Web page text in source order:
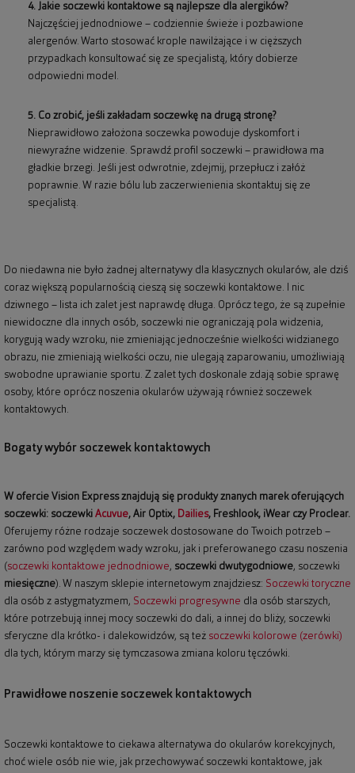
4. Jakie soczewki kontaktowe są najlepsze dla alergików?
Najczęściej jednodniowe – codziennie świeże i pozbawione
alergenów. Warto stosować krople nawilżające i w cięższych
przypadkach konsultować się ze specjalistą, który dobierze
odpowiedni model.
5. Co zrobić, jeśli zakładam soczewkę na drugą stronę?
Nieprawidłowo założona soczewka powoduje dyskomfort i
niewyraźne widzenie. Sprawdź profil soczewki – prawidłowa ma
gładkie brzegi. Jeśli jest odwrotnie, zdejmij, przepłucz i załóż
poprawnie. W razie bólu lub zaczerwienienia skontaktuj się ze
specjalistą.
Do niedawna nie było żadnej alternatywy dla klasycznych okularów, ale dziś
coraz większą popularnością cieszą się soczewki kontaktowe. I nic
dziwnego – lista ich zalet jest naprawdę długa. Oprócz tego, że są zupełnie
niewidoczne dla innych osób, soczewki nie ograniczają pola widzenia,
korygują wady wzroku, nie zmieniając jednocześnie wielkości widzianego
obrazu, nie zmieniają wielkości oczu, nie ulegają zaparowaniu, umożliwiają
swobodne uprawianie sportu. Z zalet tych doskonale zdają sobie sprawę
osoby, które oprócz noszenia okularów używają również soczewek
kontaktowych.
Bogaty wybór soczewek kontaktowych
W ofercie Vision Express znajdują się produkty znanych marek oferujących
soczewki: soczewki Acuvue, Air Optix, Dailies, Freshlook, iWear czy Proclear.
Oferujemy różne rodzaje soczewek dostosowane do Twoich potrzeb –
zarówno pod względem wady wzroku, jak i preferowanego czasu noszenia
(soczewki kontaktowe jednodniowe, soczewki dwutygodniowe, soczewki
miesięczne). W naszym sklepie internetowym znajdziesz: Soczewki toryczne
dla osób z astygmatyzmem, Soczewki progresywne dla osób starszych,
które potrzebują innej mocy soczewki do dali, a innej do bliży, soczewki
sferyczne dla krótko- i dalekowidzów, są też soczewki kolorowe (zerówki)
dla tych, którym marzy się tymczasowa zmiana koloru tęczówki.
Prawidłowe noszenie soczewek kontaktowych
Soczewki kontaktowe to ciekawa alternatywa do okularów korekcyjnych,
choć wiele osób nie wie, jak przechowywać soczewki kontaktowe, jak